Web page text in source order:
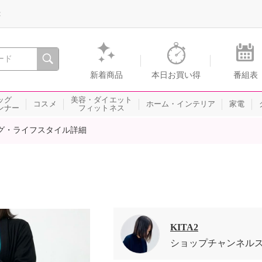
間を。通販・テレビショッピングのショップチャンネル
新着商品 本日お買い得 番組表
グ
ナー
コスメ
美容・ダイエット
フィットネス
ホーム・インテリア 家電
・ライフスタイル詳細
KITA2
ショップチャンネル